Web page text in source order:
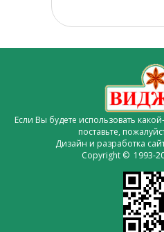
Если Вы будете использовать
поставьте,
Дизайн и разработка
Copyright © 1993-